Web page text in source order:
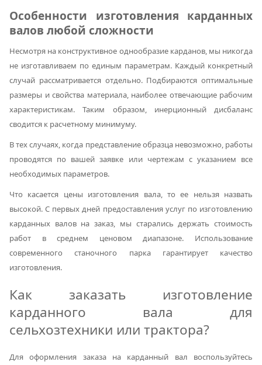
Особенности изготовления карданных
валов любой сложности
Несмотря на конструктивное однообразие карданов, мы никогда
не изготавливаем по единым параметрам. Каждый конкретный
случай рассматривается отдельно. Подбираются оптимальные
размеры и свойства материала, наиболее отвечающие рабочим
характеристикам. Таким образом, инерционный дисбаланс
сводится к расчетному минимуму.
В тех случаях, когда представление образца невозможно, работы
проводятся по вашей заявке или чертежам с указанием все
необходимых параметров.
Что касается цены изготовления вала, то ее нельзя назвать
высокой. С первых дней предоставления услуг по изготовлению
карданных валов на заказ, мы старались держать стоимость
работ в среднем ценовом диапазоне. Использование
современного станочного парка гарантирует качество
изготовления.
Как заказать изготовление
карданного вала для
сельхозтехники или трактора?
Для оформления заказа на карданный вал воспользуйтесь